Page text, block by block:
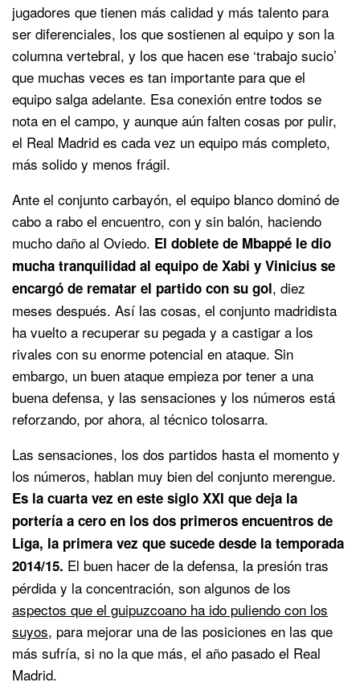
jugadores que tienen más calidad y más talento para
ser diferenciales, los que sostienen al equipo y son la
columna vertebral, y los que hacen ese ‘trabajo sucio’
que muchas veces es tan importante para que el
equipo salga adelante. Esa conexión entre todos se
nota en el campo, y aunque aún falten cosas por pulir,
el Real Madrid es cada vez un equipo más completo,
más solido y menos frágil.
Ante el conjunto carbayón, el equipo blanco dominó de
cabo a rabo el encuentro, con y sin balón, haciendo
mucho daño al Oviedo. El doblete de Mbappé le dio
mucha tranquilidad al equipo de Xabi y Vinicius se
encargó de rematar el partido con su gol, diez
meses después. Así las cosas, el conjunto madridista
ha vuelto a recuperar su pegada y a castigar a los
rivales con su enorme potencial en ataque. Sin
embargo, un buen ataque empieza por tener a una
buena defensa, y las sensaciones y los números está
reforzando, por ahora, al técnico tolosarra.
Las sensaciones, los dos partidos hasta el momento y
los números, hablan muy bien del conjunto merengue.
Es la cuarta vez en este siglo XXI que deja la
portería a cero en los dos primeros encuentros de
Liga, la primera vez que sucede desde la temporada
2014/15. El buen hacer de la defensa, la presión tras
pérdida y la concentración, son algunos de los
aspectos que el guipuzcoano ha ido puliendo con los
suyos, para mejorar una de las posiciones en las que
más sufría, si no la que más, el año pasado el Real
Madrid.